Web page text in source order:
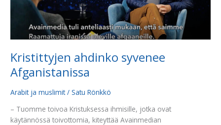
Kristittyjen ahdinko syvenee
Afganistanissa
Arabit ja muslimit/Satu Rönkkö
– Tuomme toivoa Kristuksessa ihmisille, jotka ovat
käytännössä toivottomia, kiteyttää Avainmedian